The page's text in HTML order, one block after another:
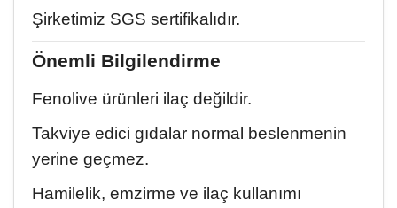
Şirketimiz SGS sertifikalıdır.
Önemli Bilgilendirme
Fenolive ürünleri ilaç değildir.
Takviye edici gıdalar normal beslenmenin
yerine geçmez.
Hamilelik, emzirme ve ilaç kullanımı